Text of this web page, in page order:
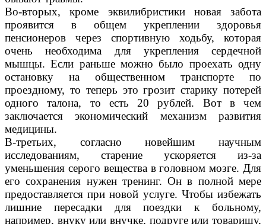
Во-вторых, кроме эквилибристики новая забота
проявится в общем укреплении здоровья
пенсионеров через спортивную ходьбу, которая
очень необходима для укрепления сердечной
мышцы. Если раньше можно было проехать одну
остановку на общественном транспорте по
проездному, то теперь это грозит старику потерей
одного талона, то есть 20 рублей. Вот в чем
заключается экономический механизм развития
медицины.
В-третьих, согласно новейшим научным
исследованиям, старение ускоряется из-за
уменьшения серого вещества в головном мозге. Для
его сохранения нужен тренинг. Он в полной мере
предоставляется при новой услуге. Чтобы избежать
лишние пересадки для поездки к больному,
например, внуку или внучке, подруге или товарищу,